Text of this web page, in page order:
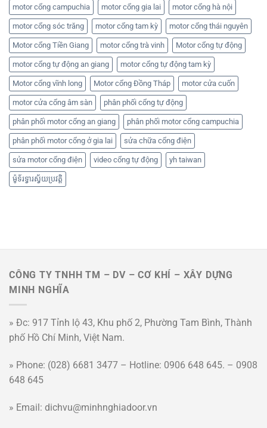
motor cổng campuchia motor cổng gia lai motor cổng hà nội
motor cổng sóc trăng motor cổng tam kỳ motor cổng thái nguyên
Motor cổng Tiền Giang motor cổng trà vinh Motor cổng tự động
motor cổng tự động an giang motor cổng tự động tam kỳ
Motor cổng vĩnh long Motor cổng Đồng Tháp motor cửa cuốn
motor cửa cổng âm sàn phân phối cổng tự động
phân phối motor cổng an giang phân phối motor cổng campuchia
phân phối motor cổng ở gia lai sửa chữa cổng điện
sửa motor cổng điện video cổng tự động yh taiwan
ម៉ូទ័រទ្វារស្វ័យប្រវត្តិ
CÔNG TY TNHH TM – DV – CƠ KHÍ – XÂY DỰNG
MINH NGHĨA
» Đc: 917 Tỉnh lộ 43, Khu phố 2, Phường Tam Bình, Thành
phố Hồ Chí Minh, Việt Nam.
» Phone: (028) 6681 3477 – Hotline: 0906 648 645. – 0908
648 645
» Email: dichvu@minhnghiadoor.vn